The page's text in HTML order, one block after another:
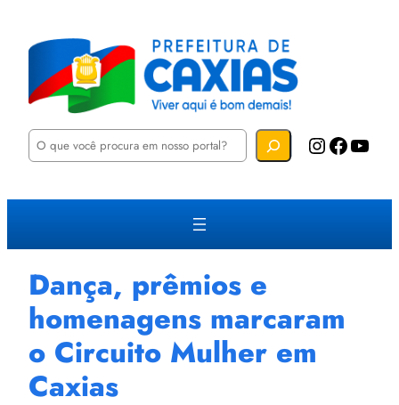
P
u
a
Instagram Facebook YouTube
Dança, prêmios e
homenagens marcaram
o Circuito Mulher em
Caxias